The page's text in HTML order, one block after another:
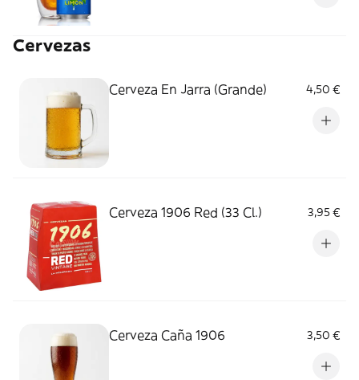
Cervezas
Cerveza En Jarra (Grande) 4,50 €
Cerveza 1906 Red (33 Cl.) 3,95 €
Cerveza Caña 1906 3,50 €